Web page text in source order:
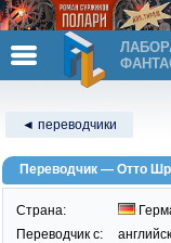
◄ переводчики
Переводчик — Отто
Страна:
Переводчик c: